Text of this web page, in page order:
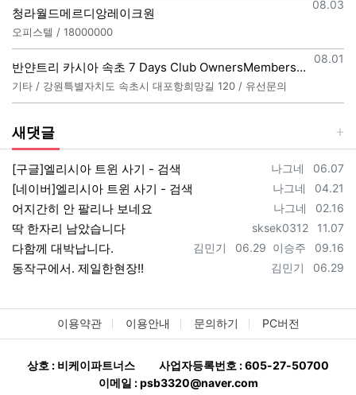
등록일
08.03
청라월드메르디앙레이크원
오피스텔 / 18000000
등록일
08.01
반얀트리 카시아 속초 7 Days Club OwnersMembership 분양직원 모집
기타 / 강원특별자치도 속초시 대포항희망길 120 / 유선문의
새댓글
등록자
나그네 등록일
06.07
[구글]엘리시아 트윈 사기 - 검색
등록자
나그네 등록일
04.21
[네이버]엘리시아 트윈 사기 - 검색
등록자
나그네 등록일
02.16
어지간히 안 팔리나 보네요
등록자
sksek0312 등록일
11.07
딱 한자리 남았습니다
등록자
이승주 등록일
09.16
등록자
김민기 등록일
06.29
다함께 대박납니다.
등록자
김민기 등록일
06.29
동작구에서. 제일한현장!!
이용약관 이용안내 문의하기 PC버전
상호 : 비케이파트너스
사업자등록번호 : 605-27-50700
이메일 : psb3320@naver.com